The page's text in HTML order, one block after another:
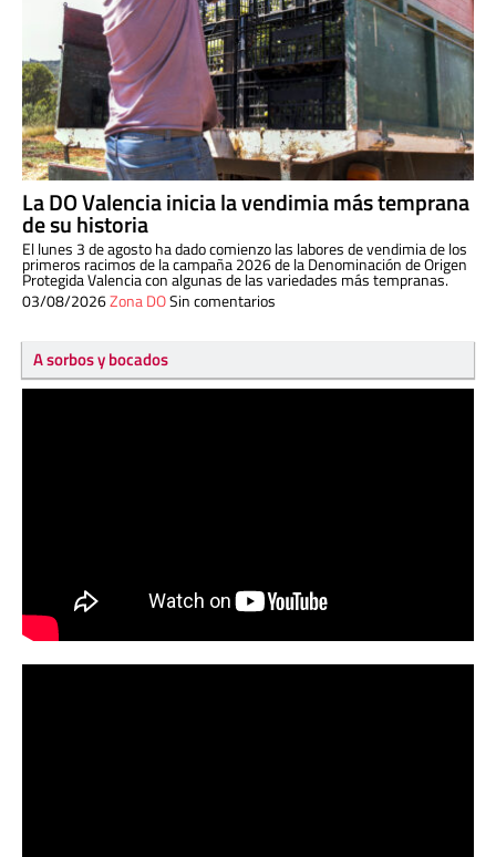
La DO Valencia inicia la vendimia más temprana
de su historia
El lunes 3 de agosto ha dado comienzo las labores de vendimia de los
primeros racimos de la campaña 2026 de la Denominación de Origen
Protegida Valencia con algunas de las variedades más tempranas.
03/08/2026Zona DOSin comentarios
A sorbos y bocados